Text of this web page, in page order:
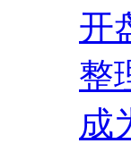
开
整
成